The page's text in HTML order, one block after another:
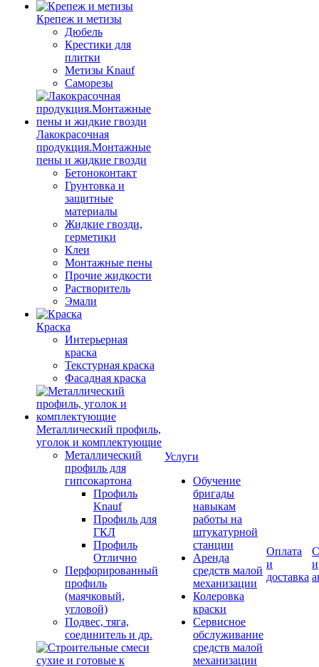
Крепеж и метизы
Дюбель
Крестики для
плитки
Метизы Knauf
Саморезы
Лакокрасочная
продукция.Монтажные
пены и жидкие гвозди
Бетоноконтакт
Грунтовка и
защитные
материалы
Жидкие гвозди,
герметики
Клеи
Монтажные пены
Прочие жидкости
Растворитель
Эмали
Краска
Интерьерная
краска
Текстурная краска
Фасадная краска
Металлический профиль,
уголок и комплектующие
Металлический
профиль для
гипсокартона
Профиль
Knauf
Профиль для
ГКЛ
Профиль
Отлично
Перфорированный
профиль
(маячковый,
угловой)
Подвес, тяга,
соединитель и др.
Услуги
Обучение
бригады
навыкам
работы на
штукатурной
станции
Аренда
средств малой
механизации
Колеровка
краски
Сервисное
обслуживание
средств малой
механизации
Оплата
и
доставка
и